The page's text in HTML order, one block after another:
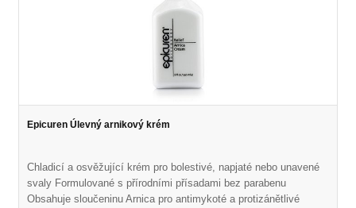
Epicuren Úlevný arnikový krém
Chladicí a osvěžující krém pro bolestivé, napjaté nebo unavené
svaly Formulované s přírodními přísadami bez parabenu
Obsahuje sloučeninu Arnica pro antimykoté a protizánětlivé